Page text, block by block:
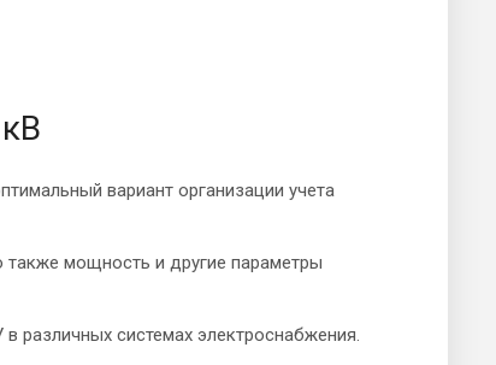
вариант организации учета
также мощность и другие параметры
различных системах электроснабжения.